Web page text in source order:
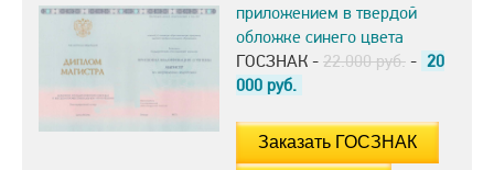
приложением в твердой
обложке синего цвета
ГОСЗНАК - 22.000 руб. - 20
000 руб.